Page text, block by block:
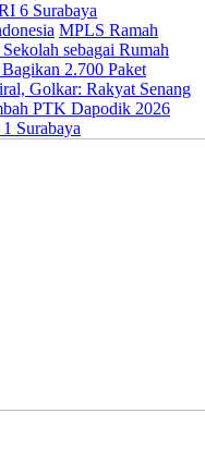
6 Surabaya
MPLS Ramah
sebagai Rumah
2.700 Paket
Golkar: Rakyat Senang
PTK Dapodik 2026
Surabaya